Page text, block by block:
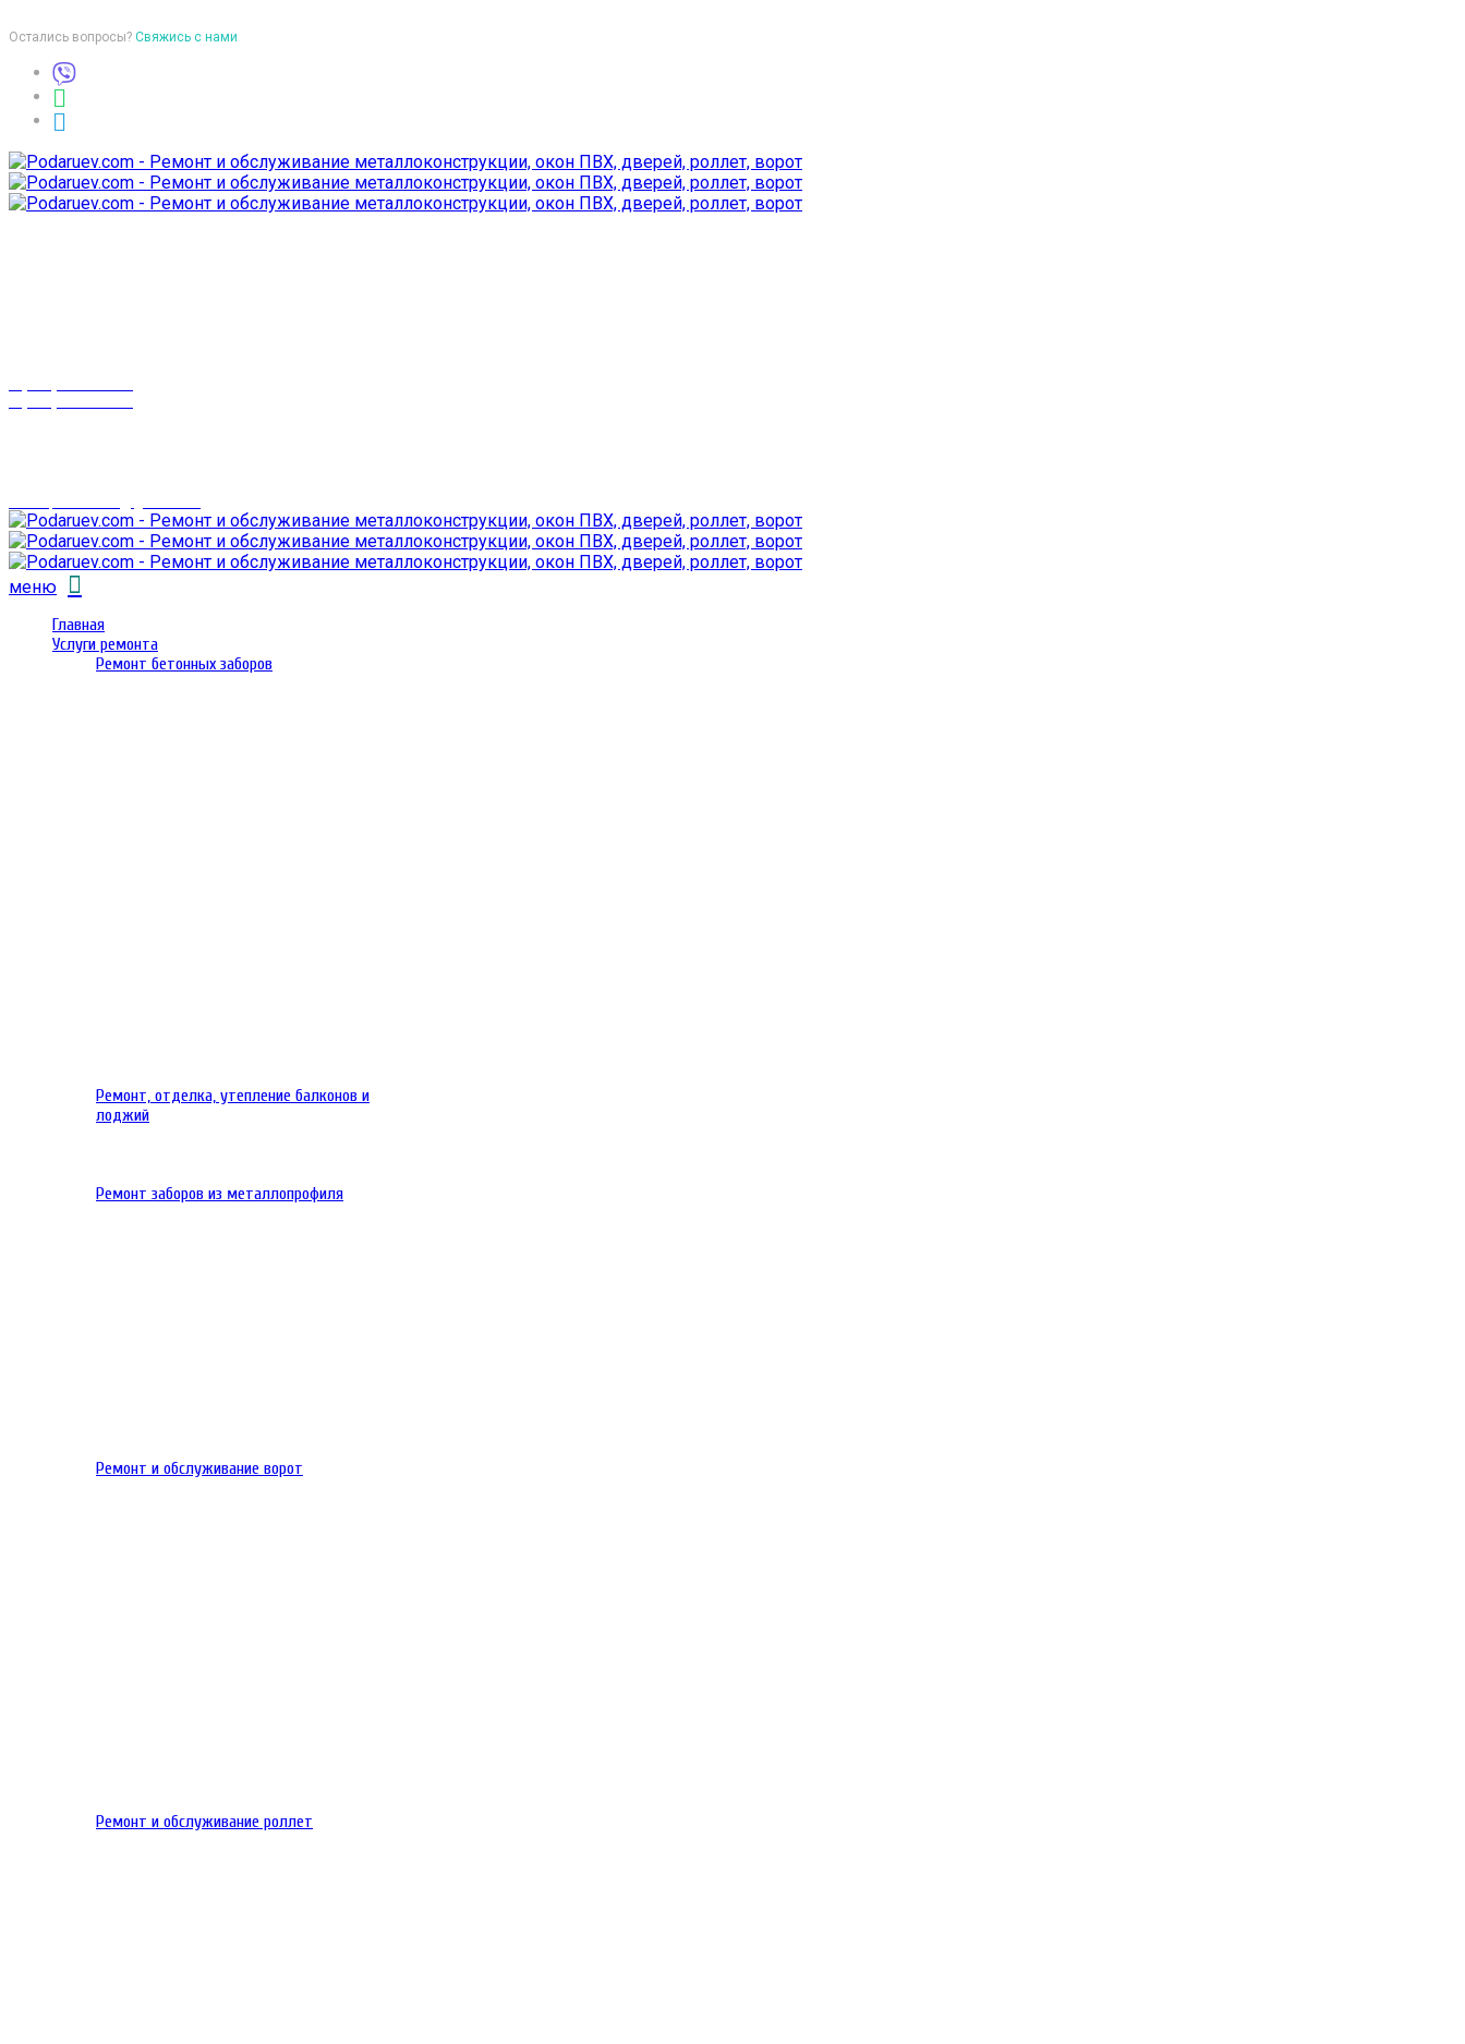
Остались вопросы? Свяжись с нами
меню
Главная
Услуги ремонта
Ремонт бетонных заборов
Ремонт, отделка, утепление балконов и
лоджий
Ремонт заборов из металлопрофиля
Ремонт и обслуживание ворот
Ремонт и обслуживание роллет